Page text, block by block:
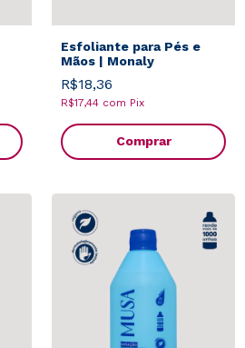
Esfoliante para Pés e
Mãos | Monaly
R$18,36
R$17,44 com Pix
Comprar